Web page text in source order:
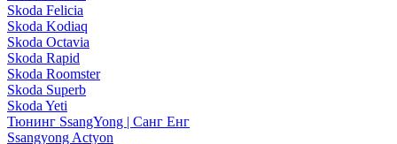
Skoda Felicia
Skoda Kodiaq
Skoda Octavia
Skoda Rapid
Skoda Roomster
Skoda Superb
Skoda Yeti
Тюнинг SsangYong | Санг Енг
Ssangyong Actyon